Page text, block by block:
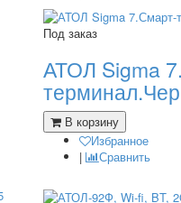
Под заказ
АТОЛ Sigma
В корзину
Избранное
|
Сравнить